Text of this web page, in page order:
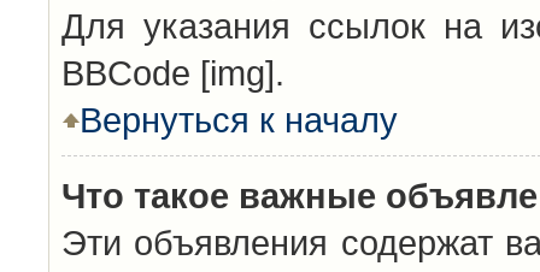
Для указания ссылок на
BBCode [img].
Вернуться к началу
Что такое важные
Эти объявления содержат